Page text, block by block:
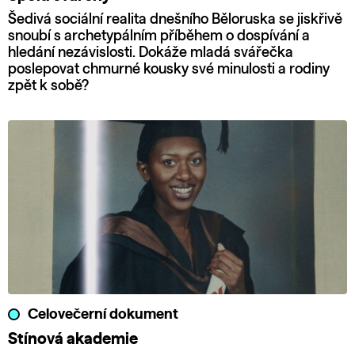
Šedivá sociální realita dnešního Běloruska se jiskřivě
snoubí s archetypálním příběhem o dospívání a
hledání nezávislosti. Dokáže mladá svářečka
poslepovat chmurné kousky své minulosti a rodiny
zpět k sobě?
Celovečerní dokument
Stínová akademie